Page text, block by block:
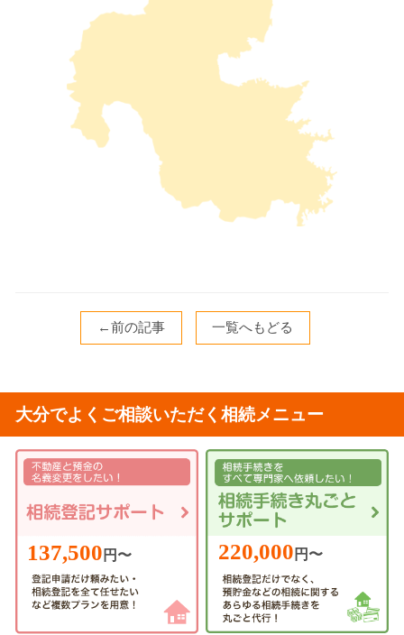
←前の記事 一覧へもどる
大分でよくご相談いただく相続メニュー
137,500 円〜 220,000 円〜